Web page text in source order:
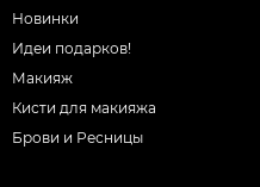
Новинки
Идеи подарков!
Макияж
Кисти для макияжа
Брови и Ресницы